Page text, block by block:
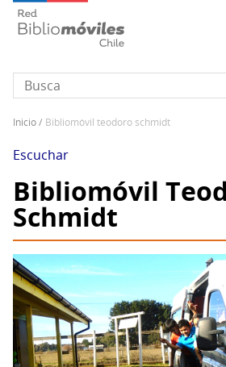
Pasar
principal
enlaces
de
ayuda
a
la
navegación
inicio bibliomóvil teodoro schmidt
Escuchar
Bibliomóvil
Schmidt